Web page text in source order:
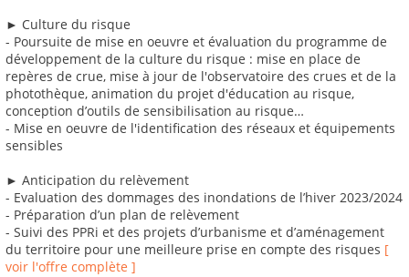
► Culture du risque
- Poursuite de mise en oeuvre et évaluation du programme de
développement de la culture du risque : mise en place de
repères de crue, mise à jour de l'observatoire des crues et de la
photothèque, animation du projet d'éducation au risque,
conception d’outils de sensibilisation au risque…
- Mise en oeuvre de l'identification des réseaux et équipements
sensibles
► Anticipation du relèvement
- Evaluation des dommages des inondations de l’hiver 2023/2024
- Préparation d’un plan de relèvement
- Suivi des PPRi et des projets d’urbanisme et d’aménagement
du territoire pour une meilleure prise en compte des risques [
voir l'offre complète ]